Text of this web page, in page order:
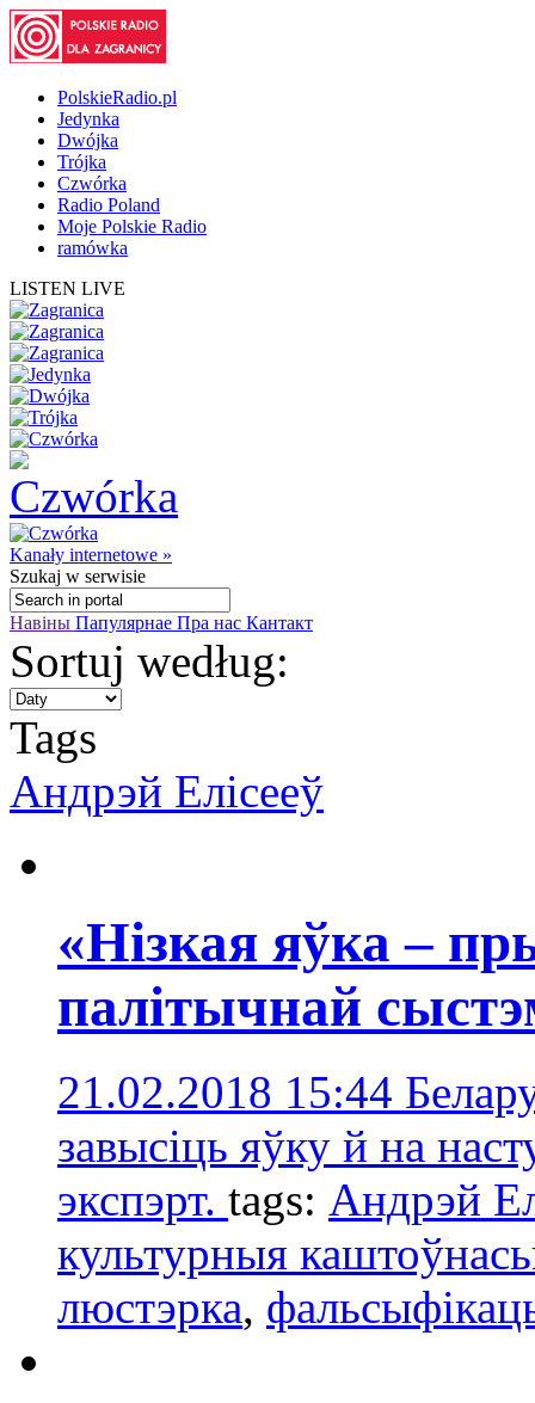
PolskieRadio.pl
Jedynka
Dwójka
Trójka
Czwórka
Radio Poland
Moje Polskie Radio
ramówka
LISTEN LIVE
Kanały internetowe »
Szukaj w serwisie
Навіны Папулярнае Пра нас Кантакт
Sortuj według:
Tags
Андрэй Елісееў
«Нізкая яўка –
палітычнай
21.02.2018 15:44
завысіць яўку й на
экспэрт. tags: Андрэй
культурныя
люстэрка,